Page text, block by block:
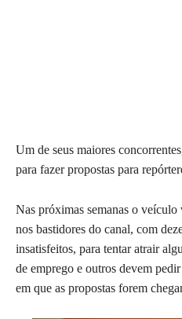
Um de seus maiores
para fazer propostas para
Nas próximas semanas o
nos bastidores do canal, com
insatisfeitos, para tentar atrair
de emprego e outros devem
em que as propostas forem